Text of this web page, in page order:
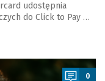
udostępnia
do Click to Pay …
0